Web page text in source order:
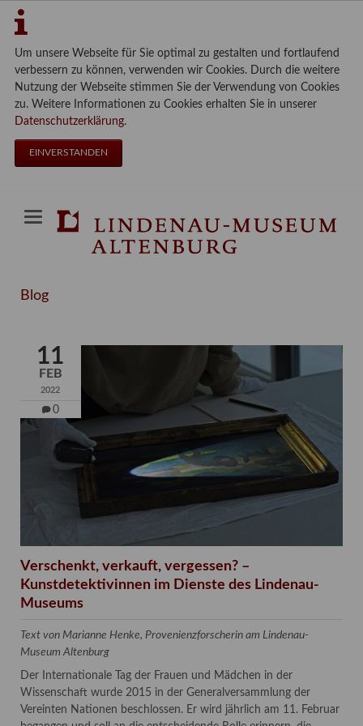
Um unsere Webseite für Sie optimal zu gestalten und fortlaufend
verbessern zu können, verwenden wir Cookies. Durch die weitere
Nutzung der Webseite stimmen Sie der Verwendung von Cookies
zu. Weitere Informationen zu Cookies erhalten Sie in unserer
Datenschutzerklärung.
EINVERSTANDEN
Blog
11
FEB
2022
0
Verschenkt, verkauft, vergessen? –
Kunstdetektivinnen im Dienste des Lindenau-
Museums
Text von Marianne Henke, Provenienzforscherin am Lindenau-
Museum Altenburg
Der Internationale Tag der Frauen und Mädchen in der
Wissenschaft wurde 2015 in der Generalversammlung der
Vereinten Nationen beschlossen. Er wird jährlich am 11. Februar